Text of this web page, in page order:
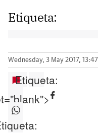
Etiqueta:
Wednesday, 3 May 2017, 13:47
Etiqueta: